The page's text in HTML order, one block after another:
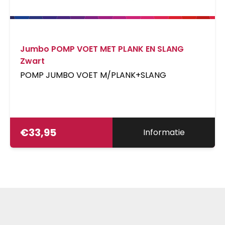
Jumbo POMP VOET MET PLANK EN SLANG
Zwart
POMP JUMBO VOET M/PLANK+SLANG
€33,95 Informatie